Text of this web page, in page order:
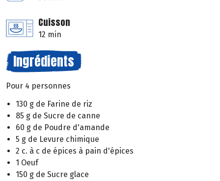
Cuisson
12 min
Ingrédients
Pour 4 personnes
130 g de Farine de riz
85 g de Sucre de canne
60 g de Poudre d'amande
5 g de Levure chimique
2 c. à c de épices à pain d'épices
1 Oeuf
150 g de Sucre glace